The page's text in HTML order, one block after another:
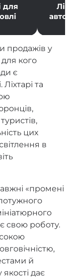
для
продажів у
кого
є
та
цих
в
«промені
свою роботу.
й
дає